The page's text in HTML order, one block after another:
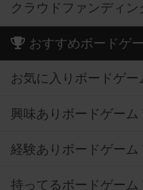
クラウドファンディン
おすすめボードゲ
お気に入りボードゲー
興味ありボードゲーム
経験ありボードゲーム
持ってるボードゲーム